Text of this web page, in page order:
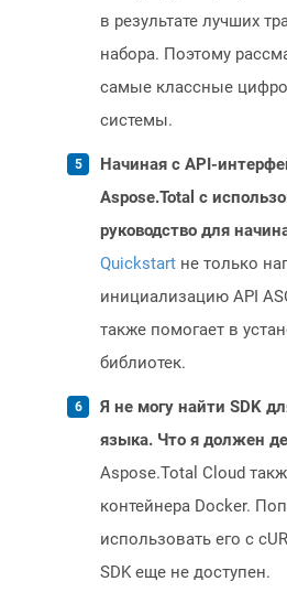
в результате лучших
набора. Поэтому
самые классные
системы.
Начиная с API-
Aspose.Total с
руководство для
Quickstart не только
инициализацию API
также помогает в
библиотек.
Я не могу найти SDK
языка. Что я должен
Aspose.Total Cloud
контейнера Docker.
использовать его с
SDK еще не доступен.